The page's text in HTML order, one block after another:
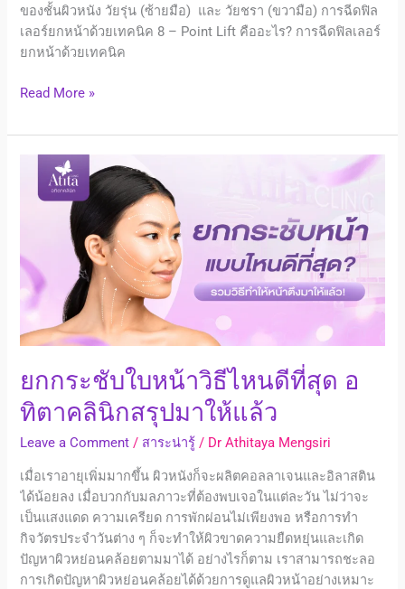
ของชั้นผิวหนัง วัยรุ่น (ซ้ายมือ) และ วัยชรา (ขวามือ) การฉีดฟิล
เลอร์ยกหน้าด้วยเทคนิค 8 – Point Lift คืออะไร? การฉีดฟิลเลอร์
ยกหน้าด้วยเทคนิค
Read More »
ยกกระชับใบหน้าวิธีไหนดีที่สุด อ
ทิตาคลินิกสรุปมาให้แล้ว
Leave a Comment / สาระน่ารู้ / Dr Athitaya Mengsiri
เมื่อเราอายุเพิ่มมากขึ้น ผิวหนังก็จะผลิตคอลลาเจนและอิลาสติน
ได้น้อยลง เมื่อบวกกับมลภาวะที่ต้องพบเจอในแต่ละวัน ไม่ว่าจะ
เป็นแสงแดด ความเครียด การพักผ่อนไม่เพียงพอ หรือการทำ
กิจวัตรประจำวันต่าง ๆ ก็จะทำให้ผิวขาดความยืดหยุ่นและเกิด
ปัญหาผิวหย่อนคล้อยตามมาได้ อย่างไรก็ตาม เราสามารถชะลอ
การเกิดปัญหาผิวหย่อนคล้อยได้ด้วยการดูแลผิวหน้าอย่างเหมาะ
กระชับ
ใบหน้า
ดี
ที่สุด
อ
ทิต
า
คลินิก
สรุป
มา
ให้